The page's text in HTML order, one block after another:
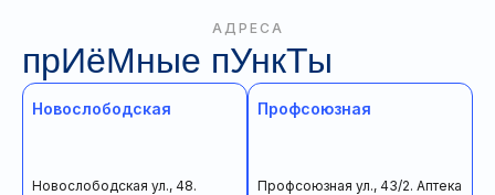
АДРЕСА
прИёМные пУнкТы
Новослободская
Новослободская ул., 48.
Профсоюзная
Профсоюзная ул., 43/2. Аптека